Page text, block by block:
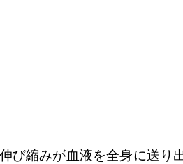
び縮みが血液を全身に送り